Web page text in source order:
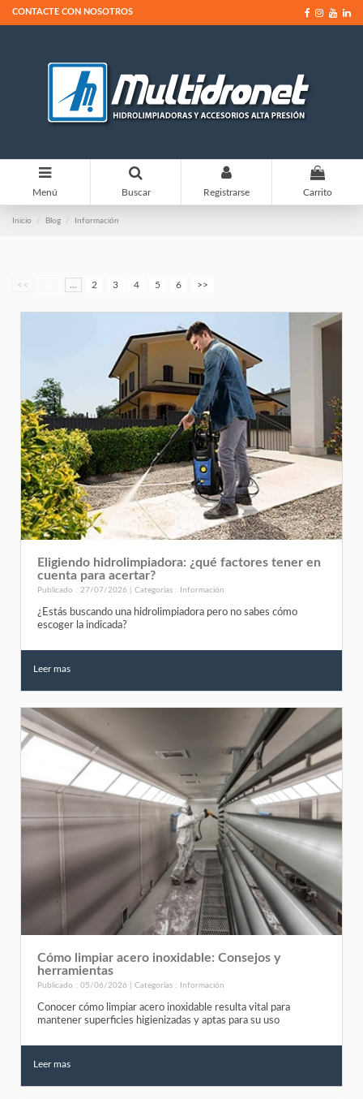
CONTACTE CON NOSOTROS
Menú Buscar Registrarse
0
Carrito
Inicio Blog Información
<< ... 2 3 4 5 6 >>
Eligiendo hidrolimpiadora: ¿qué factores tener en
cuenta para acertar?
Publicado : 27/07/2026 | Categorías : Información
¿Estás buscando una hidrolimpiadora pero no sabes cómo
escoger la indicada?
Leer mas
Cómo limpiar acero inoxidable: Consejos y
herramientas
Publicado : 05/06/2026 | Categorías : Información
Conocer cómo limpiar acero inoxidable resulta vital para
mantener superficies higienizadas y aptas para su uso
Leer mas